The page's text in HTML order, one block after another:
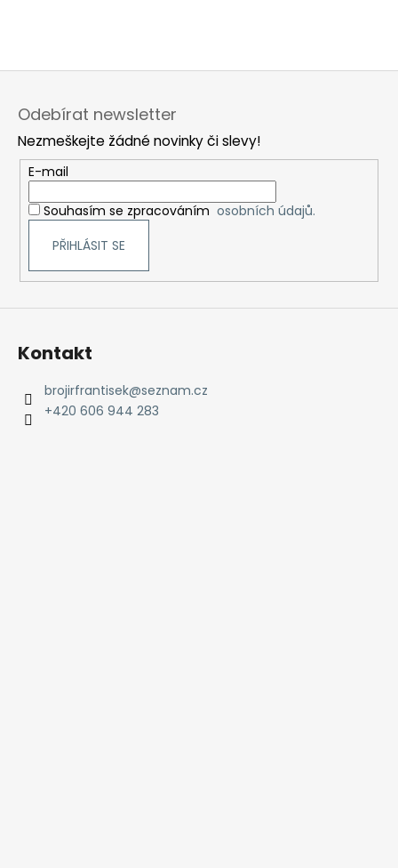
Z
Odebírat newsletter
Nezmeškejte žádné novinky či slevy!
E-mail
Souhasím se zpracováním osobních údajů.
PŘIHLÁSIT SE
Kontakt
brojirfrantisek@seznam.cz
+420 606 944 283